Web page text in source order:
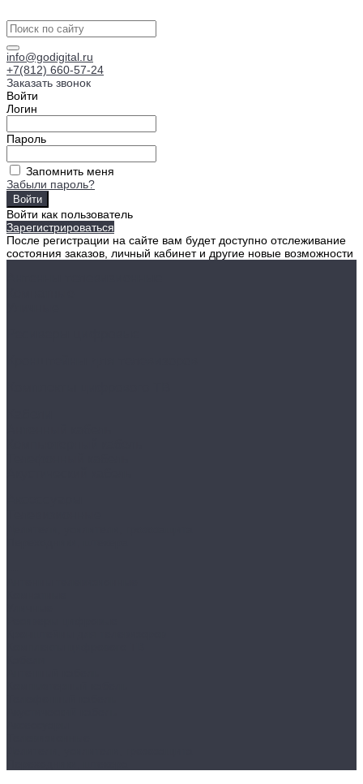
info@godigital.ru
+7(812) 660-57-24
Заказать звонок
Войти
Логин
Пароль
Запомнить меня
Забыли пароль?
Войти как пользователь
Зарегистрироваться
После регистрации на сайте вам будет доступно отслеживание
состояния заказов, личный кабинет и другие новые возможности